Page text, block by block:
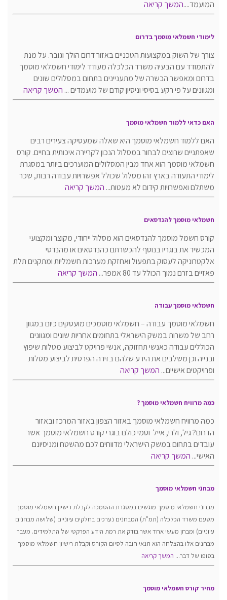
המועמד....המשך קריאה
לימודי חשמלאי מוסמך בדרום
צורך של השוק במקצועות הטכניים באזור דרום הולך וגובר. על מנת
להתמודד עם הבעיה משרד הכלכלה מעודד לימודי חשמלאי מוסמך
בדרום ומאפשר הכשרה של מתעניינים בתחום במסלולים שונים
ומגוונים על פי רקע בסיסי וניסיון קודם של מועמדים ... המשך קריאה
האם כדאי ללמוד חשמלאי מוסמך
האם ללמוד חשמלאי מוסמך היא שאלה שמעסיקה צעירים רבים
שאפתניים שרוצים לבחור במסלול הנכון לקריירה איכותית בחיים. קורס
חשמלאי מוסמך הוא אחד מבין המסלולים המוערכים ביותר במסגרת
לימודי התעודה בארץ זהו מסלול שכולל אפשרויות עבודה רבות, שכר
משתלם ואפשרויות קידום לא מעטות... המשך קריאה
חשמלאי מוסמך להנדסאים
קורס חשמל מוסמך להנדסאים הוא מסלול ייחודי, מקוצר ומקצועי
המכשיר את בוגריו בנוסף להכשרתם כהנדסאים או מהנדסי
אלקטרוניקה לעסוק בתפעול ואחזקת מערכות חשמליות ומתקנים תלת
פאזיים בזרם נמוך הכולל עד 80 אמפר...
המשך קריאה
חשמלאי מוסמך עבודה
חשמלאי מוסמך עבודה – חשמלאי מוסמכים מועסקים כיום במגוון
רחב של משרות במשק הישראלי בתחומים אחריות שונים ומגוונים
הכוללים עבודה כאנשי תחזוקה, אנשי פרויקט לביצוע מטלות שיפוץ
ובנייה וכן משלבים את הידע שלהם בזירה הפרטית לביצוע מטלות
ופרויקטים אישיים... המשך קריאה
כמה מרוויח חשמלאי מוסמך ?
כמה מרוויח חשמלאי מוסמך באזור הצפון באזור המרכז ובאזור
הדרום? גיל, ולרי, אייל וסמי כולם בוגרי קורס חשמלאי מוסמך אשר
עובדים בתחום במשק הישראלי מדווחים לכם מהשטח ומניסיונם
האישי... המשך קריאה
מבחני חשמלאי מוסמך
מבחני חשמלאי מוסמך מוגשים במסגרת ההסמכה לקבלת רישיון חשמלאי מוסמך
מטעם משרד הכלכלה (תמ"ת) המבחנים נערכים בחלקים עיוניים (שלושה מבחנים
עיוניים) ומבחן מעשי אחד אשר בודק את רמת הידע הפרקטי של התלמידים. מעבר
מבחנים אלו בהצלחה הוא תנאי חובה לסיום הקורס וקבלת רישיון חשמלאי מוסמך
בסופו של דבר... המשך קריאה
מחיר קורס חשמלאי מוסמך